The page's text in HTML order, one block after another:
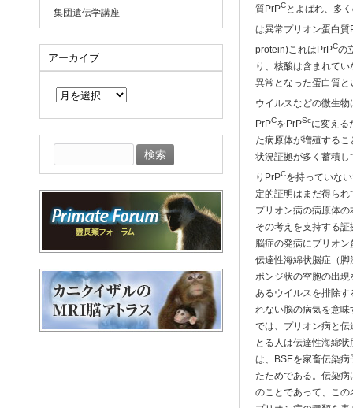
質PrPCとよばれ、多
は異常プリオン蛋白質
protein)これはPrPCの
り、核酸は含まれて
異常となった蛋白質
ウイルスなどの微生
PrPCをPrPScに変える
た病原体が増殖する
状況証拠が多く蓄積
りPrPCを持っていな
定的証明はまだ得られ
プリオン病の病原体
その考えを支持する
脳症の発病にプリオ
伝達性海綿状脳症（
ポンジ状の空胞の出
あるウイルスを排除
れない脳の病気を意
では、プリオン病と
とる人は伝達性海綿
は、BSEを家畜伝染
たためである。伝染
のことであって、こ
集団遺伝学講座
アーカイブ
イ
ブ
索: